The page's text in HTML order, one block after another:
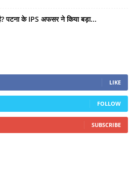
पटना के IPS अफसर ने किया बड़ा...
LIKE
FOLLOW
SUBSCRIBE